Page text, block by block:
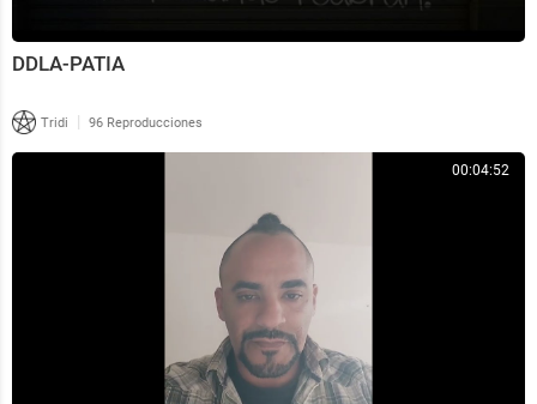
DDLA-PATIA
Tridi | 96 Reproducciones
00:04:52